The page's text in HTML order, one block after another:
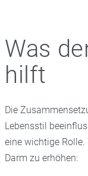
Was
hilft
Die
Lebensstil
eine wichtige
Darm zu erhöhen: